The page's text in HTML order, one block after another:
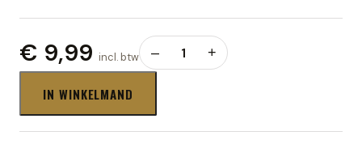
€ 9,99 incl. btw – 1 +
IN WINKELMAND